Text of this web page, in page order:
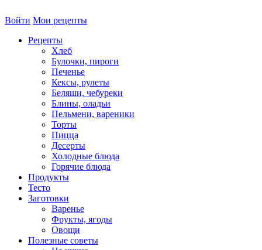
Войти Мои рецепты
Рецепты
Хлеб
Булочки, пироги
Печенье
Кексы, рулеты
Беляши, чебуреки
Блины, оладьи
Пельмени, вареники
Торты
Пицца
Десерты
Холодные блюда
Горячие блюда
Продукты
Тесто
Заготовки
Варенье
Фрукты, ягоды
Овощи
Полезные советы